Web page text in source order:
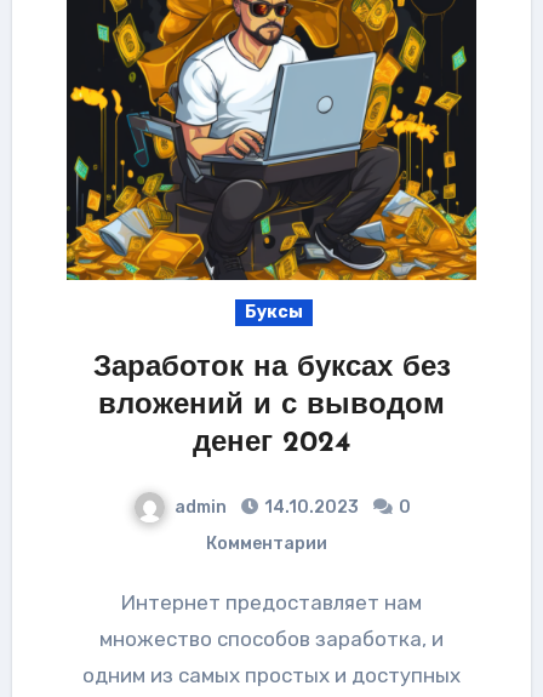
Буксы
Заработок на буксах без
вложений и с выводом
денег 2024
admin 14.10.2023
0
Комментарии
Интернет предоставляет нам
множество способов заработка, и
одним из самых простых и доступных